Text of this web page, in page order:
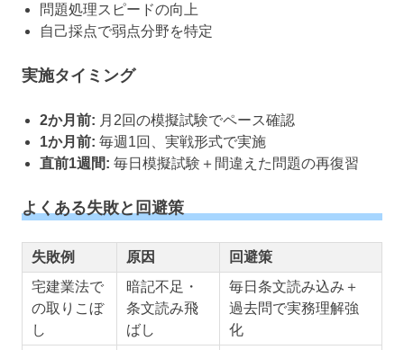
問題処理スピードの向上
自己採点で弱点分野を特定
実施タイミング
2か月前: 月2回の模擬試験でペース確認
1か月前: 毎週1回、実戦形式で実施
直前1週間: 毎日模擬試験＋間違えた問題の再復習
よくある失敗と回避策
失敗例 原因
回避策
宅建業法で
の取りこぼ
し
暗記不足・
条文読み飛
ばし
毎日条文読み込み＋
過去問で実務理解強
化